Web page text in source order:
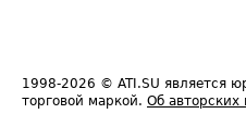
1998-2026 © ATI.SU является
торговой маркой. Об авторских